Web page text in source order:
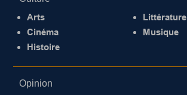
Arts
Cinéma
Histoire
Littérature
Musique
Opinion